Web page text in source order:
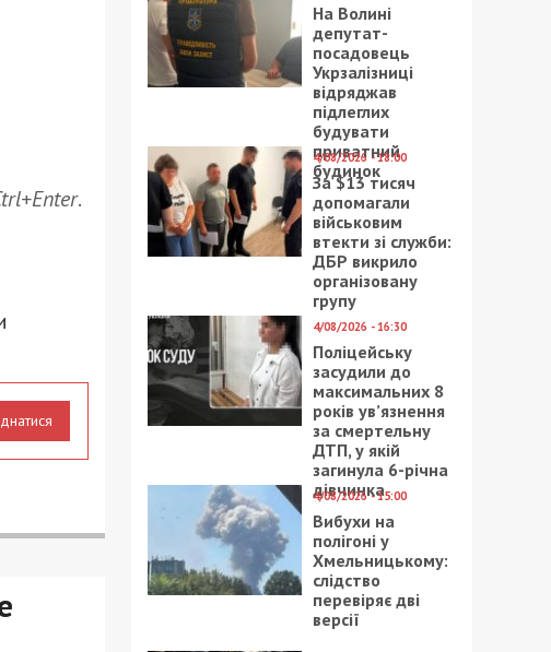
.
На Волині
депутат-
посадовець
Укрзалізниці
відряджав
підлеглих
будувати
приватний
будинок
4/08/2026 - 18:00
За $13 тисяч
допомагали
військовим
втекти зі служби:
ДБР викрило
організовану
групу
4/08/2026 - 16:30
Поліцейську
засудили до
максимальних 8
років ув’язнення
за смертельну
ДТП, у якій
загинула 6-річна
дівчинка
4/08/2026 - 15:00
Вибухи на
полігоні у
Хмельницькому:
слідство
перевіряє дві
версії